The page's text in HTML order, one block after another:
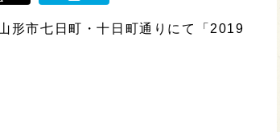
形市七日町・十日町通りにて「2019